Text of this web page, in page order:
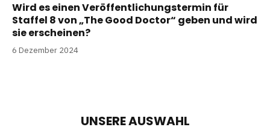
Wird es einen Veröffentlichungstermin für
Staffel 8 von „The Good Doctor“ geben und wird
sie erscheinen?
6 Dezember 2024
UNSERE AUSWAHL